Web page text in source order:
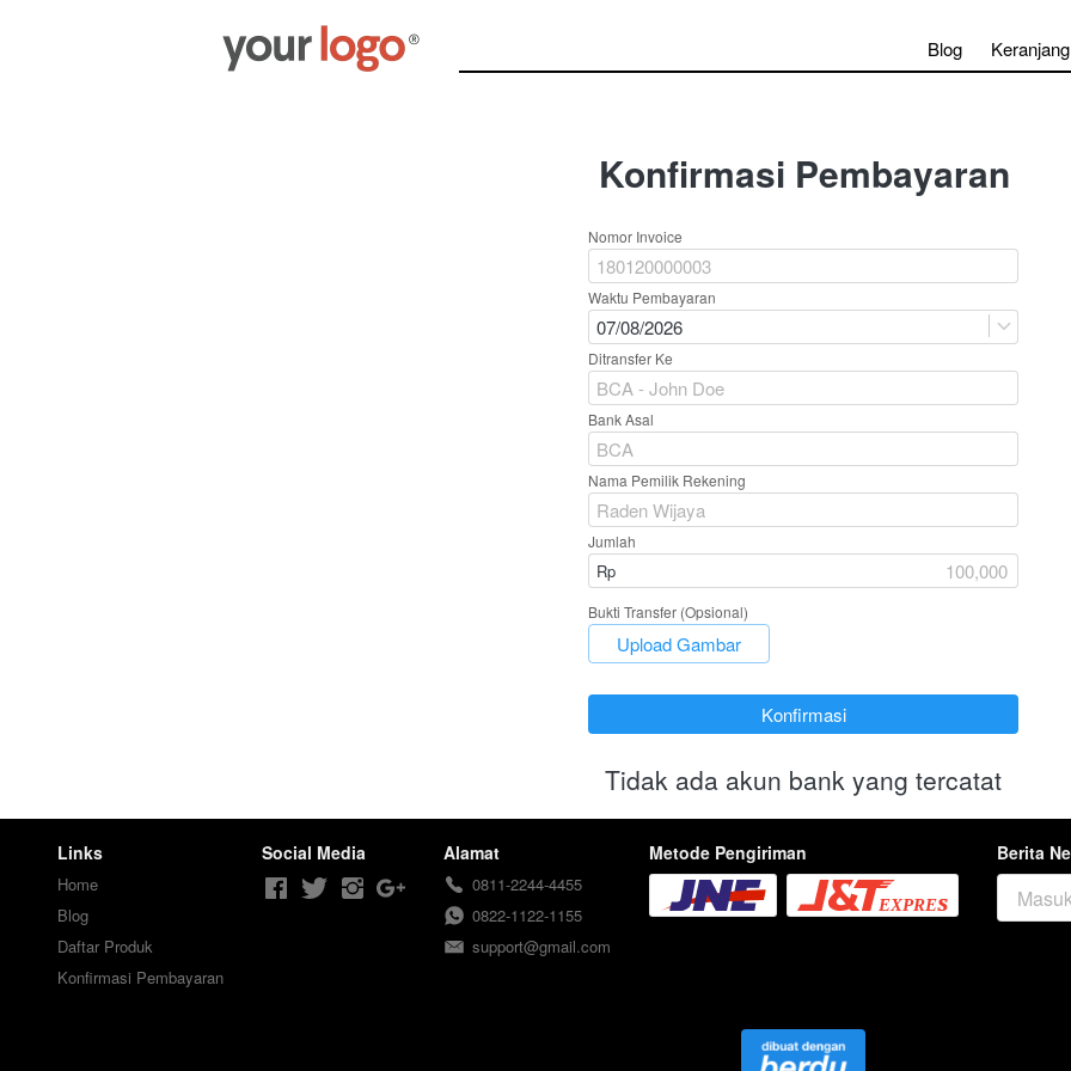
Blog Keranjang
Konfirmasi Pembayaran
Nomor Invoice
Waktu Pembayaran
07/08/2026
Ditransfer Ke
Bank Asal
Nama Pemilik Rekening
Jumlah
Rp
Bukti Transfer (Opsional)
`Upload Gambar
`Konfirmasi
Tidak ada akun bank yang tercatat
Links
Home
Blog
Daftar Produk
Konfirmasi Pembayaran
Social Media Alamat
0811-2244-4455
0822-1122-1155
support@gmail.com
Metode Pengiriman
Berita